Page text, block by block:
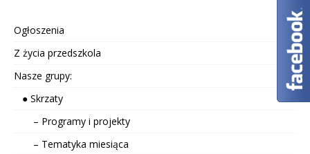
Ogłoszenia
Z życia przedszkola
Nasze grupy:
● Skrzaty
– Programy i projekty
– Tematyka miesiąca